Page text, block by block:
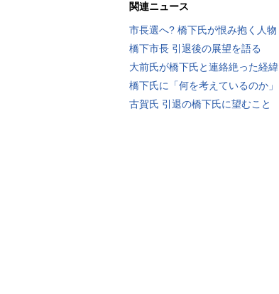
関連ニュース
市長選へ? 橋下氏が恨み抱く人物
橋下市長 引退後の展望を語る
大前氏が橋下氏と連絡絶った経緯
橋下氏に「何を考えているのか」
古賀氏 引退の橋下氏に望むこと